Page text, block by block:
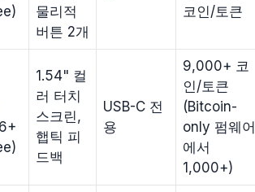
물리적
버튼 2개
코인/토큰
1.54" 컬
러 터치
스크린,
햅틱 피
드백
USB-C 전
용
9,000+ 코
인/토큰
(Bitcoin-
only 펌웨어
에서
1,000+)